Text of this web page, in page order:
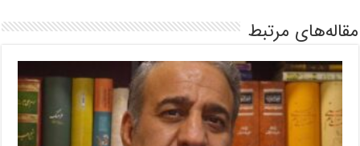
مقاله‌های مرتبط